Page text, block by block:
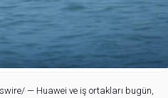
— Huawei ve iş ortakları bugün,